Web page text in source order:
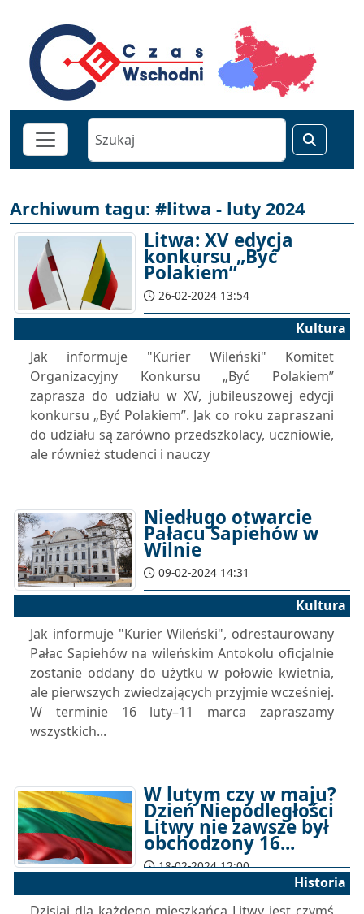
Archiwum tagu: #litwa - luty 2024
Litwa: XV edycja
konkursu „Być
Polakiem”
26-02-2024 13:54
Kultura
Jak informuje "Kurier Wileński" Komitet
Organizacyjny Konkursu „Być Polakiem”
zaprasza do udziału w XV, jubileuszowej edycji
konkursu „Być Polakiem”. Jak co roku zapraszani
do udziału są zarówno przedszkolacy, uczniowie,
ale również studenci i nauczy
Niedługo otwarcie
Pałacu Sapiehów w
Wilnie
09-02-2024 14:31
Kultura
Jak informuje "Kurier Wileński", odrestaurowany
Pałac Sapiehów na wileńskim Antokolu oficjalnie
zostanie oddany do użytku w połowie kwietnia,
ale pierwszych zwiedzających przyjmie wcześniej.
W terminie 16 luty–11 marca zapraszamy
wszystkich...
W lutym czy w maju?
Dzień Niepodległości
Litwy nie zawsze był
obchodzony 16...
18-02-2024 12:00
Historia